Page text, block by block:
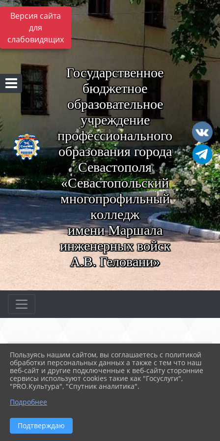
Версия сайта
для
слабовидящих
Государственное
бюджетное
образовательное
учреждение
профессионального
образования города
Севастополя
«Севастопольский
многопрофильный
колледж
имени Маршала
инженерных войск
А.В. Геловани»
Главная МЕРОПРИЯТИЯ
Новости
До встречи, мой Севаст...
17.05.2023 05:11
ДО ВСТРЕЧИ, МОЙ СЕВАСТОПОЛЬ!
Пользуясь нашим сайтом, вы соглашаетесь с политикой
обработки персональных данных а также с тем что наш
веб-сайт и другие подключенные к веб-сайту сторонние
сервисы используют cookies такие как "Госуслуги",
"PRO.Культура", "Спутник аналитика".
Подробнее
Подтверждаю